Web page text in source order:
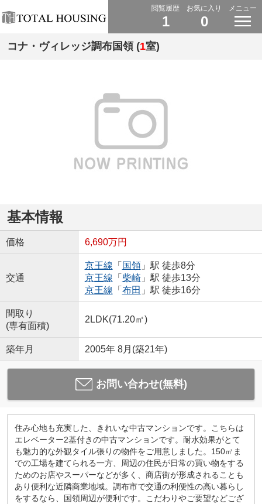
閲覧履歴
1
お気に入り
0
メニュー
コナ・ヴィレッジ調布国領 (1室)
基本情報
価格 6,690万円
交通
京王線 「 国領」駅 徒歩8分
京王線 「 柴崎」駅 徒歩13分
京王線 「 布田 」駅 徒歩16分
間取り
(専有面積)
2LDK(71.20㎡)
築年月 2005年 8月(築21年)
お問い合わせ(無料)
住み心地も充実した、きれいな中古マンションです。こちらは
エレベーター2基付きの中古マンションです。耐水効果がとて
も魅力的な外観タイル張りの物件をご用意しました。150㎡ま
での工場を建てられる一方、周辺の住民が日常の買い物をする
ためのお店やスーパーなどが多く、商店街が形成されることも
あり便利な近隣商業地域。調布市で交通の利便性の高い暮らし
をするなら、国領周辺が便利です。こだわりやご要望などござ